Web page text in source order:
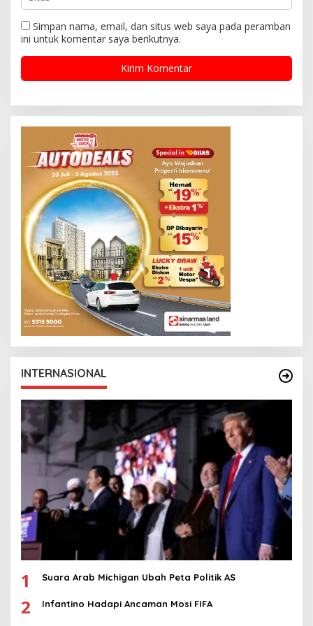
Simpan nama, email, dan situs web saya pada peramban
ini untuk komentar saya berikutnya.
INTERNASIONAL
1 Suara Arab Michigan Ubah Peta Politik AS
2 Infantino Hadapi Ancaman Mosi FIFA